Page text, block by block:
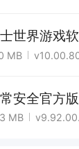
世界游戏
MB
安全官方版
MB